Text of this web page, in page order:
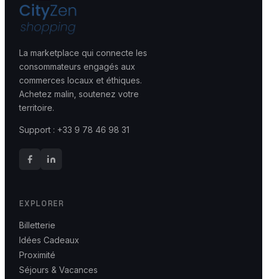
La marketplace qui connecte les
consommateurs engagés aux
commerces locaux et éthiques.
Achetez malin, soutenez votre
territoire.
Support : +33 9 78 46 98 31
EXPLORER
Billetterie
Idées Cadeaux
Proximité
Séjours & Vacances